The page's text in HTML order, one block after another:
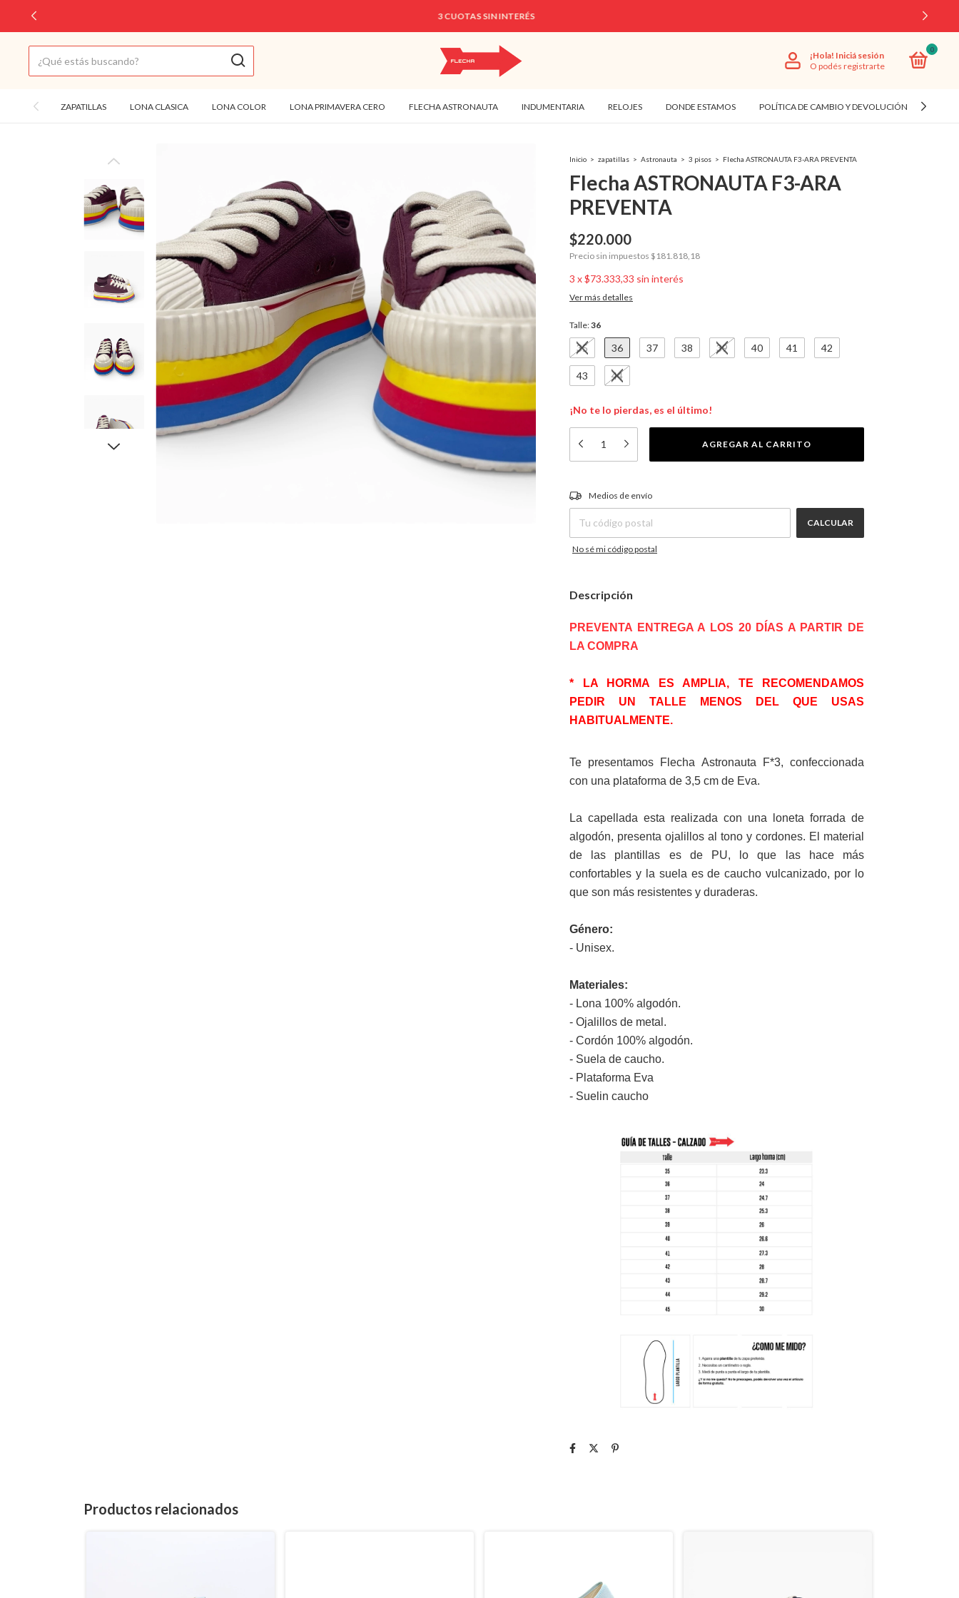
3 CUOTAS SIN INTERÉS
¡Hola! Iniciá sesión
O podés registrarte
0
ZAPATILLAS LONA CLASICA LONA COLOR LONA PRIMAVERA CERO FLECHA ASTRONAUTA INDUMENTARIA RELOJES DONDE ESTAMOS POLÍTICA DE CAMBIO Y DEVOLUCIÓN
Inicio > zapatillas > Astronauta > 3 pisos > Flecha ASTRONAUTA F3-ARA PREVENTA
Flecha ASTRONAUTA F3-ARA
PREVENTA
$220.000
Precio sin impuestos $181.818,18
3 x$73.333,33 sin interés
Ver más detalles
Talle:36
35 36 37 38 39 40 41 42
43 44
¡No te lo pierdas, es el último!
Entregas para el CP:
Medios de envío
CALCULAR
No sé mi código postal
Descripción
PREVENTA ENTREGA A LOS 20 DÍAS A PARTIR DE
LA COMPRA
* LA HORMA ES AMPLIA, TE RECOMENDAMOS
PEDIR UN TALLE MENOS DEL QUE USAS
HABITUALMENTE.
Te presentamos Flecha Astronauta F*3, confeccionada
con una plataforma de 3,5 cm de Eva.
La capellada esta realizada con una loneta forrada de
algodón, presenta ojalillos al tono y cordones. El material
de las plantillas es de PU, lo que las hace más
confortables y la suela es de caucho vulcanizado, por lo
que son más resistentes y duraderas.
Género:
- Unisex.
Materiales:
- Lona 100% algodón.
- Ojalillos de metal.
- Cordón 100% algodón.
- Suela de caucho.
- Plataforma Eva
- Suelin caucho
Productos relacionados